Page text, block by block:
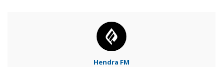
Hendra FM